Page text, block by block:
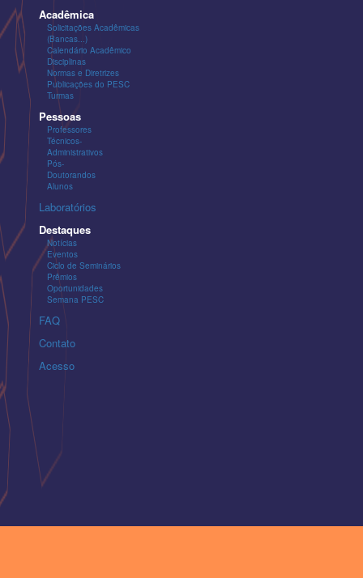
Acadêmica
Solicitações Acadêmicas
(Bancas...)
Calendário Acadêmico
Disciplinas
Normas e Diretrizes
Publicações do PESC
Turmas
Pessoas
Professores
Técnicos-
Administrativos
Pós-
Doutorandos
Alunos
Laboratórios
Destaques
Notícias
Eventos
Ciclo de Seminários
Prêmios
Oportunidades
Semana PESC
FAQ
Contato
Acesso